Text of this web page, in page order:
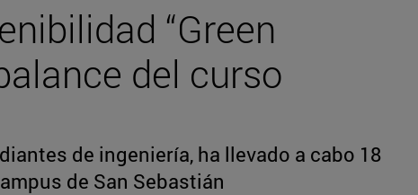
“Green
del curso
de ingeniería, ha llevado a cabo 18
de San Sebastián